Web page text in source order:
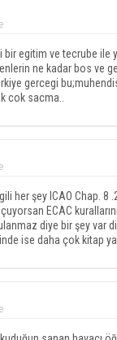
bir egitim ve tecrube
ne kadar bos ve
gercegi
cok sacma..
her şey ICAO Chap.
ECAC
diye bir şey var
ise daha çok kitap